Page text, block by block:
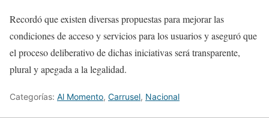
Recordó que existen diversas propuestas para mejorar las
condiciones de acceso y servicios para los usuarios y aseguró que
el proceso deliberativo de dichas iniciativas será transparente,
plural y apegada a la legalidad.
Categorías: Al Momento, Carrusel, Nacional